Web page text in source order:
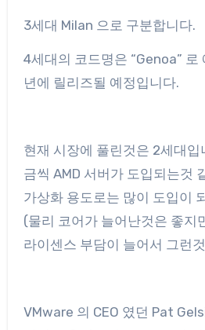
3세대 Milan 으로 구분합니다.
4세대의 코드명은 “Genoa”
년에 릴리즈될 예정입니다.
현재 시장에 풀린것은 2세대입
금씩 AMD 서버가 도입되는것
가상화 용도로는 많이 도입이
(물리 코어가 늘어난것은 좋지
라이센스 부담이 늘어서 그런
VMware 의 CEO 였던 Pat